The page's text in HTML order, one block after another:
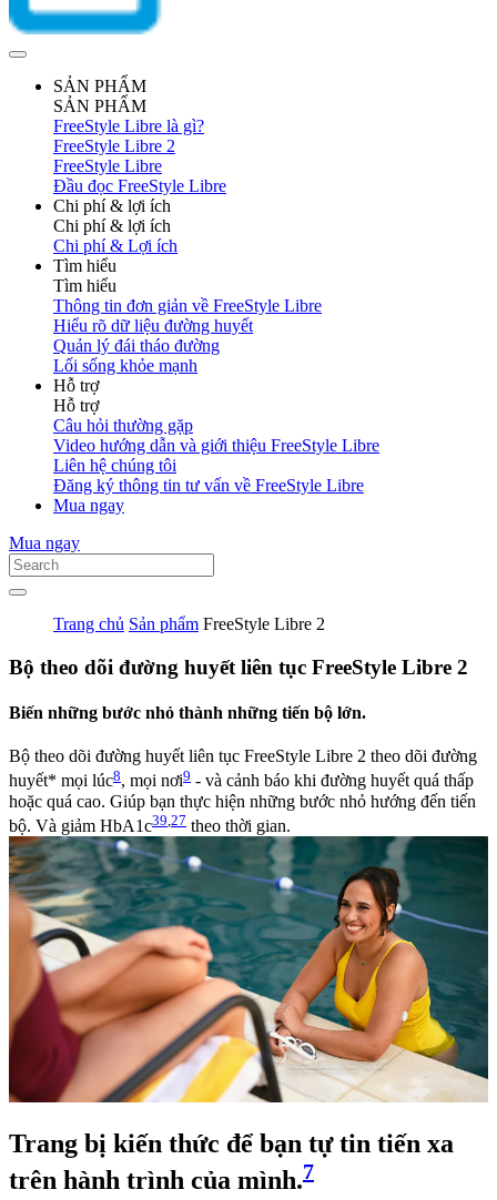
SẢN PHẨM
SẢN PHẨM
FreeStyle Libre là gì?
FreeStyle Libre 2
FreeStyle Libre
Đầu đọc FreeStyle Libre
Chi phí & lợi ích
Chi phí & lợi ích
Chi phí & Lợi ích
Tìm hiểu
Tìm hiểu
Thông tin đơn giản về FreeStyle Libre
Hiểu rõ dữ liệu đường huyết
Quản lý đái tháo đường
Lối sống khỏe mạnh
Hỗ trợ
Hỗ trợ
Câu hỏi thường gặp
Video hướng dẫn và giới thiệu FreeStyle Libre
Liên hệ chúng tôi
Đăng ký thông tin tư vấn về FreeStyle Libre
Mua ngay
Mua ngay
Trang chủ Sản phẩm FreeStyle Libre 2
Bộ theo dõi đường huyết liên tục FreeStyle Libre 2
Biến những bước nhỏ thành những tiến bộ lớn.
Bộ theo dõi đường huyết liên tục FreeStyle Libre 2 theo dõi đường
huyết* mọi lúc8, mọi nơi9 - và cảnh báo khi đường huyết quá thấp
hoặc quá cao. Giúp bạn thực hiện những bước nhỏ hướng đến tiến
bộ. Và giảm HbA1c39 27 theo thời gian.
Trang bị kiến thức để bạn tự tin tiến xa
trên hành trình của mình.7